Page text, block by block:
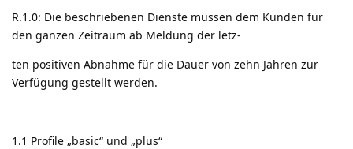
R.1.0: Die beschriebenen Dienste müssen dem Kunden für
den ganzen Zeitraum ab Meldung der letz-
ten positiven Abnahme für die Dauer von zehn Jahren zur
Verfügung gestellt werden.
1.1 Profile „basic“ und „plus“